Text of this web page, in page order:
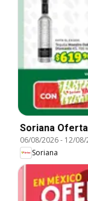
Soriana
06/08/2026- 12/
Soriana